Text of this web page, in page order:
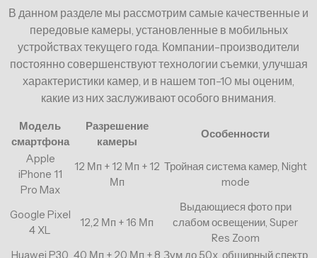
В данном разделе мы рассмотрим самые качественные и
передовые камеры, установленные в мобильных
устройствах текущего года. Компании-производители
постоянно совершенствуют технологии съемки, улучшая
характеристики камер, и в нашем топ-10 мы оценим,
какие из них заслуживают особого внимания.
Модель
смартфона
Разрешение
камеры
Особенности
Apple
iPhone 11
Pro Max
12 Мп + 12 Мп + 12
Мп
Тройная система камер, Night
mode
Google Pixel
4 XL
12,2 Мп + 16 Мп
Выдающиеся фото при
слабом освещении, Super
Res Zoom
Huawei P30 40 Мп + 20 Мп + 8 Зум до 50x, обширный спектр